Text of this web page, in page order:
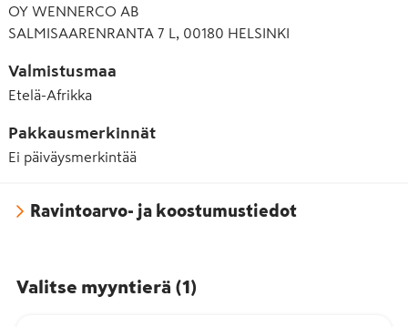
OY WENNERCO AB
SALMISAARENRANTA 7 L, 00180 HELSINKI
Valmistusmaa
Etelä-Afrikka
Pakkausmerkinnät
Ei päiväysmerkintää
Ravintoarvo- ja koostumustiedot
Valitse myyntierä (1)